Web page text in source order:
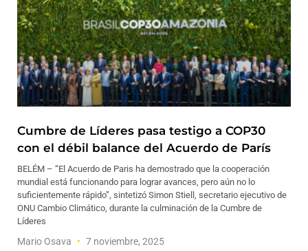
Cumbre de Líderes pasa testigo a COP30
con el débil balance del Acuerdo de París
BELÉM – “El Acuerdo de Paris ha demostrado que la cooperación
mundial está funcionando para lograr avances, pero aún no lo
suficientemente rápido”, sintetizó Simon Stiell, secretario ejecutivo de
ONU Cambio Climático, durante la culminación de la Cumbre de
Líderes
Mario Osava 7 noviembre, 2025